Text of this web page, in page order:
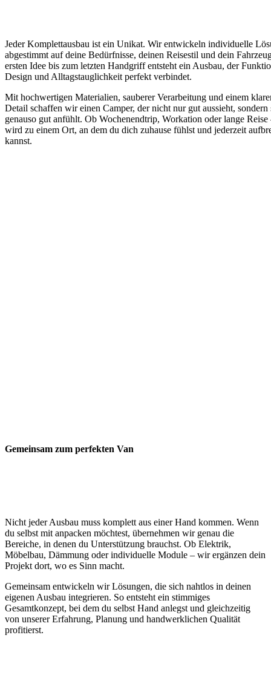
Jeder Komplettausbau ist ein Unikat. Wir entwickeln individuelle
abgestimmt auf deine Bedürfnisse, deinen Reisestil und dein
ersten Idee bis zum letzten Handgriff entsteht ein Ausbau, der
Design und Alltagstauglichkeit perfekt verbindet.
Mit hochwertigen Materialien, sauberer Verarbeitung und einem
Detail schaffen wir einen Camper, der nicht nur gut aussieht, sondern
genauso gut anfühlt. Ob Wochenendtrip, Workation oder lange Reise
wird zu einem Ort, an dem du dich zuhause fühlst und jederzeit
kannst.
Gemeinsam zum perfekten Van
Nicht jeder Ausbau muss komplett aus einer Hand kommen. Wenn
du selbst mit anpacken möchtest, übernehmen wir genau die
Bereiche, in denen du Unterstützung brauchst. Ob Elektrik,
Möbelbau, Dämmung oder individuelle Module – wir ergänzen dein
Projekt dort, wo es Sinn macht.
Gemeinsam entwickeln wir Lösungen, die sich nahtlos in deinen
eigenen Ausbau integrieren. So entsteht ein stimmiges
Gesamtkonzept, bei dem du selbst Hand anlegst und gleichzeitig
von unserer Erfahrung, Planung und handwerklichen Qualität
profitierst.